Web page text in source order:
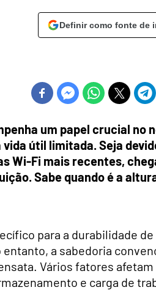
Definir como fonte de
um papel crucial no
útil limitada. Seja
Wi-Fi mais recentes,
Sabe quando é a
para a durabilidade
a sabedoria
Vários fatores
e carga de